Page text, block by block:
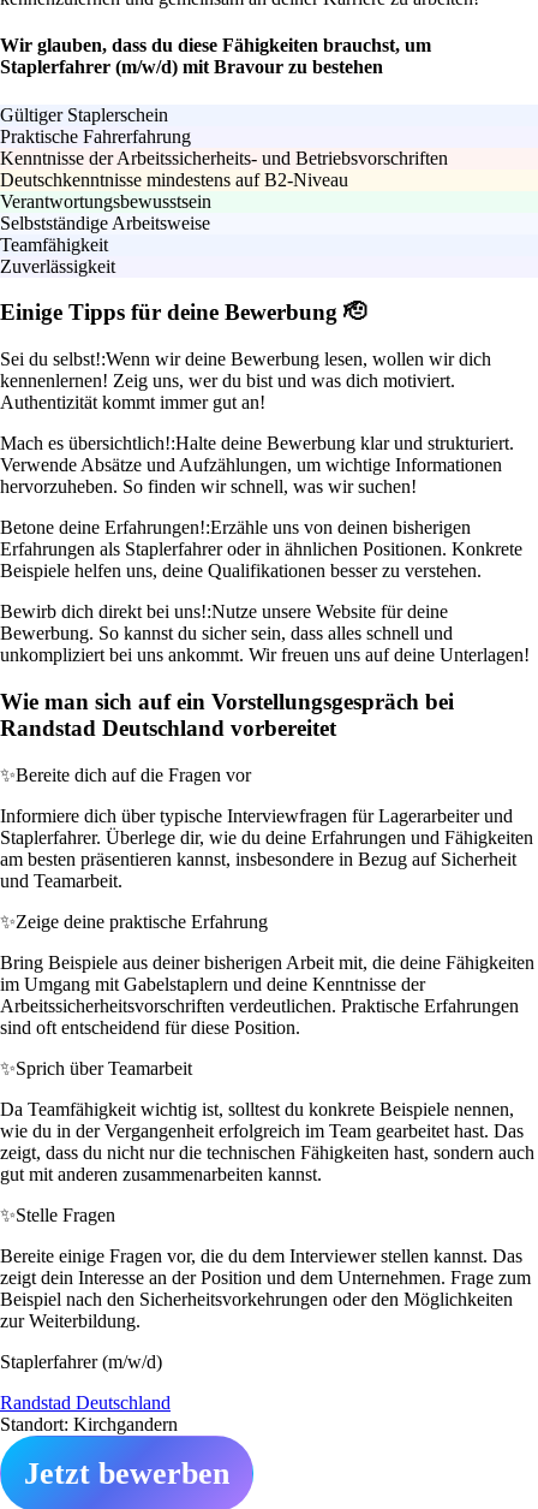
Wir glauben, dass du diese Fähigkeiten brauchst, um
Staplerfahrer (m/w/d) mit Bravour zu bestehen
Gültiger Staplerschein
Praktische Fahrerfahrung
Kenntnisse der Arbeitssicherheits- und Betriebsvorschriften
Deutschkenntnisse mindestens auf B2-Niveau
Verantwortungsbewusstsein
Selbstständige Arbeitsweise
Teamfähigkeit
Zuverlässigkeit
Einige Tipps für deine Bewerbung 🫡
Sei du selbst!:Wenn wir deine Bewerbung lesen, wollen wir dich
kennenlernen! Zeig uns, wer du bist und was dich motiviert.
Authentizität kommt immer gut an!
Mach es übersichtlich!:Halte deine Bewerbung klar und strukturiert.
Verwende Absätze und Aufzählungen, um wichtige Informationen
hervorzuheben. So finden wir schnell, was wir suchen!
Betone deine Erfahrungen!:Erzähle uns von deinen bisherigen
Erfahrungen als Staplerfahrer oder in ähnlichen Positionen. Konkrete
Beispiele helfen uns, deine Qualifikationen besser zu verstehen.
Bewirb dich direkt bei uns!:Nutze unsere Website für deine
Bewerbung. So kannst du sicher sein, dass alles schnell und
unkompliziert bei uns ankommt. Wir freuen uns auf deine Unterlagen!
Wie man sich auf ein Vorstellungsgespräch bei
Randstad Deutschland vorbereitet
✨Bereite dich auf die Fragen vor
Informiere dich über typische Interviewfragen für Lagerarbeiter und
Staplerfahrer. Überlege dir, wie du deine Erfahrungen und Fähigkeiten
am besten präsentieren kannst, insbesondere in Bezug auf Sicherheit
und Teamarbeit.
✨Zeige deine praktische Erfahrung
Bring Beispiele aus deiner bisherigen Arbeit mit, die deine Fähigkeiten
im Umgang mit Gabelstaplern und deine Kenntnisse der
Arbeitssicherheitsvorschriften verdeutlichen. Praktische Erfahrungen
sind oft entscheidend für diese Position.
✨Sprich über Teamarbeit
Da Teamfähigkeit wichtig ist, solltest du konkrete Beispiele nennen,
wie du in der Vergangenheit erfolgreich im Team gearbeitet hast. Das
zeigt, dass du nicht nur die technischen Fähigkeiten hast, sondern auch
gut mit anderen zusammenarbeiten kannst.
✨Stelle Fragen
Bereite einige Fragen vor, die du dem Interviewer stellen kannst. Das
zeigt dein Interesse an der Position und dem Unternehmen. Frage zum
Beispiel nach den Sicherheitsvorkehrungen oder den Möglichkeiten
zur Weiterbildung.
Staplerfahrer (m/w/d)
Randstad Deutschland
Standort: Kirchgandern
Jetzt bewerben